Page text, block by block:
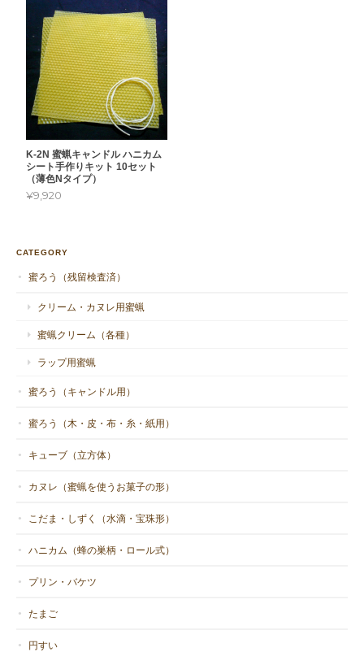
K-2N 蜜蝋キャンドル ハニカム
シート手作りキット 10セット
（薄色Nタイプ）
¥9,920
CATEGORY
蜜ろう（残留検査済）
クリーム・カヌレ用蜜蝋
蜜蝋クリーム（各種）
ラップ用蜜蝋
蜜ろう（キャンドル用）
蜜ろう（木・皮・布・糸・紙用）
キューブ（立方体）
カヌレ（蜜蝋を使うお菓子の形）
こだま・しずく（水滴・宝珠形）
ハニカム（蜂の巣柄・ロール式）
プリン・バケツ
たまご
円すい